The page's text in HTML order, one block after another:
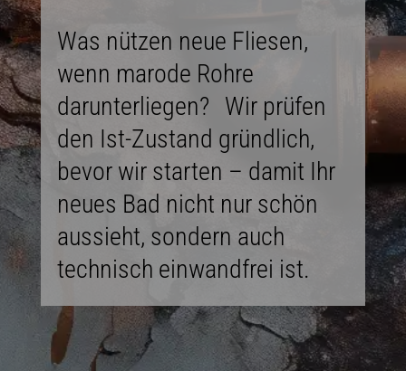
Was nützen neue Fliesen,
wenn marode Rohre
darunterliegen? Wir prüfen
den Ist-Zustand gründlich,
bevor wir starten – damit Ihr
neues Bad nicht nur schön
aussieht, sondern auch
technisch einwandfrei ist.